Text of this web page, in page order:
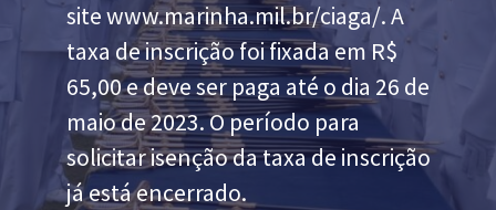
site www.marinha.mil.br/ciaga/. A
taxa de inscrição foi fixada em R$
65,00 e deve ser paga até o dia 26 de
maio de 2023. O período para
solicitar isenção da taxa de inscrição
já está encerrado.